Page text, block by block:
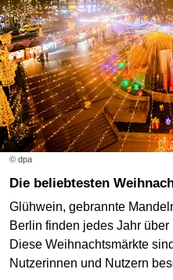
© dpa
Die beliebtesten
Glühwein, gebrannte
Berlin finden jedes Jahr
Diese Weihnachtsmärkte
Nutzerinnen und Nutzern